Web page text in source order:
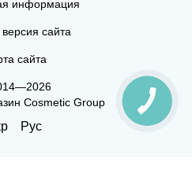
информация
сайта
сайта
Cosmetic Group
Рус